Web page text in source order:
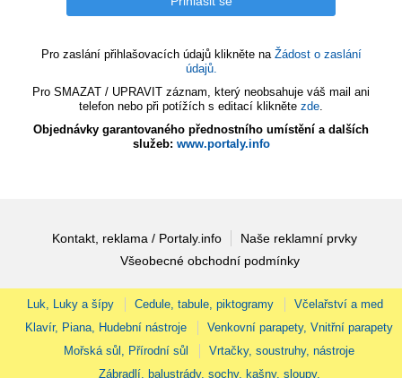
Pro zaslání přihlašovacích údajů klikněte na Žádost o zaslání
údajů.
Pro SMAZAT / UPRAVIT záznam, který neobsahuje váš mail ani
telefon nebo při potížích s editací klikněte zde.
Objednávky garantovaného přednostního umístění a dalších
služeb: www.portaly.info
Kontakt, reklama / Portaly.info
Naše reklamní prvky
Všeobecné obchodní podmínky
Luk, Luky a šípy Cedule, tabule, piktogramy
Včelařství a med
Klavír, Piana, Hudební nástroje
Venkovní parapety, Vnitřní parapety
Mořská sůl, Přírodní sůl
Vrtačky, soustruhy, nástroje
Zábradlí, balustrády, sochy, kašny, sloupy.